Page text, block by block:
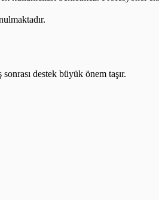
destek büyük önem taşır.